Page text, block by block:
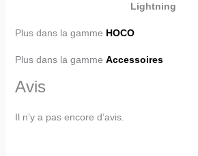
Lightning
Plus dans la gamme HOCO
Plus dans la gamme Accessoires
Avis
Il n’y a pas encore d’avis.